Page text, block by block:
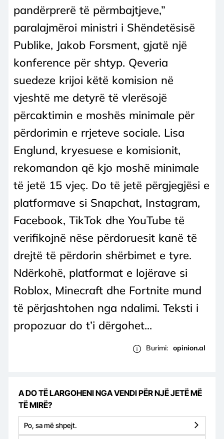
pandërprerë të përmbajtjeve,”
paralajmëroi ministri i Shëndetësisë
Publike, Jakob Forsment, gjatë një
konference për shtyp. Qeveria
suedeze krijoi këtë komision në
vjeshtë me detyrë të vlerësojë
përcaktimin e moshës minimale për
përdorimin e rrjeteve sociale. Lisa
Englund, kryesuese e komisionit,
rekomandon që kjo moshë minimale
të jetë 15 vjeç. Do të jetë përgjegjësi e
platformave si Snapchat, Instagram,
Facebook, TikTok dhe YouTube të
verifikojnë nëse përdoruesit kanë të
drejtë të përdorin shërbimet e tyre.
Ndërkohë, platformat e lojërave si
Roblox, Minecraft dhe Fortnite mund
të përjashtohen nga ndalimi. Teksti i
propozuar do t’i dërgohet...
Burimi: opinion.al
A DO TË LARGOHENI NGA VENDI PËR NJË JETË MË
TË MIRË?
Po, sa më shpejt.